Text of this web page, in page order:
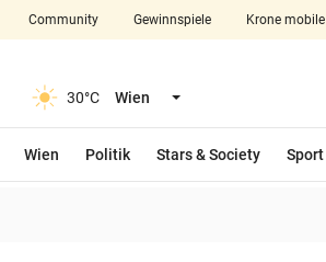
closeSchließen
arrow_right
Community Gewinnspiele Krone mobile
30°C Wien Menü aufklappen
Wien Politik Stars & Society Sport